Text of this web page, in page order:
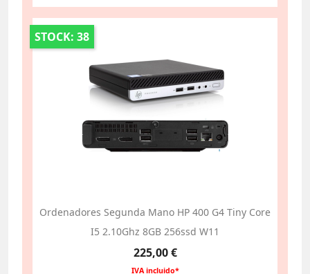
STOCK: 38
Ordenadores Segunda Mano HP 400 G4 Tiny Core
I5 2.10Ghz 8GB 256ssd W11
Precio
225,00 €
IVA incluido*